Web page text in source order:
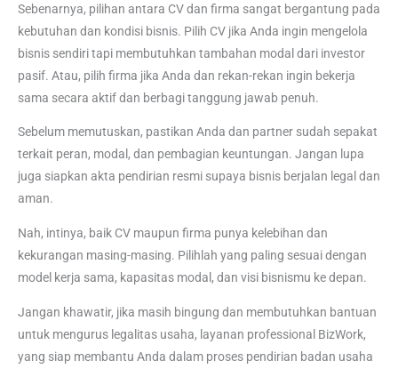
Sebenarnya, pilihan antara CV dan firma sangat bergantung pada
kebutuhan dan kondisi bisnis. Pilih CV jika Anda ingin mengelola
bisnis sendiri tapi membutuhkan tambahan modal dari investor
pasif. Atau, pilih firma jika Anda dan rekan-rekan ingin bekerja
sama secara aktif dan berbagi tanggung jawab penuh.
Sebelum memutuskan, pastikan Anda dan partner sudah sepakat
terkait peran, modal, dan pembagian keuntungan. Jangan lupa
juga siapkan akta pendirian resmi supaya bisnis berjalan legal dan
aman.
Nah, intinya, baik CV maupun firma punya kelebihan dan
kekurangan masing-masing. Pilihlah yang paling sesuai dengan
model kerja sama, kapasitas modal, dan visi bisnismu ke depan.
Jangan khawatir, jika masih bingung dan membutuhkan bantuan
untuk mengurus legalitas usaha, layanan professional BizWork,
yang siap membantu Anda dalam proses pendirian badan usaha